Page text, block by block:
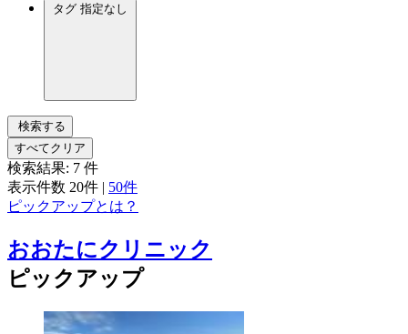
タグ 指定なし
検索する
すべてクリア
検索結果: 7 件
表示件数 20件 | 50件
ピックアップとは？
おおたにクリニック
ピックアップ